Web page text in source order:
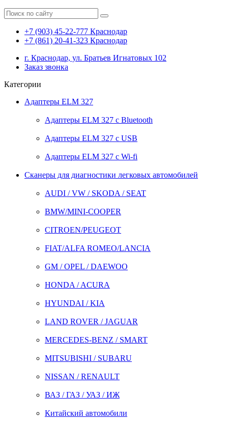
+7 (903) 45-22-777 Краснодар
+7 (861) 20-41-323 Краснодар
г. Краснодар, ул. Братьев Игнатовых 102
Заказ звонка
Категории
Адаптеры ELM 327
Адаптеры ELM 327 с Bluetooth
Адаптеры ELM 327 с USB
Адаптеры ELM 327 с Wi-fi
Сканеры для диагностики легковых автомобилей
AUDI / VW / SKODA / SEAT
BMW/MINI-COOPER
CITROEN/PEUGEOT
FIAT/ALFA ROMEO/LANCIA
GM / OPEL / DAEWOO
HONDA / ACURA
HYUNDAI / KIA
LAND ROVER / JAGUAR
MERCEDES-BENZ / SMART
MITSUBISHI / SUBARU
NISSAN / RENAULT
ВАЗ / ГАЗ / УАЗ / ИЖ
Китайский автомобили